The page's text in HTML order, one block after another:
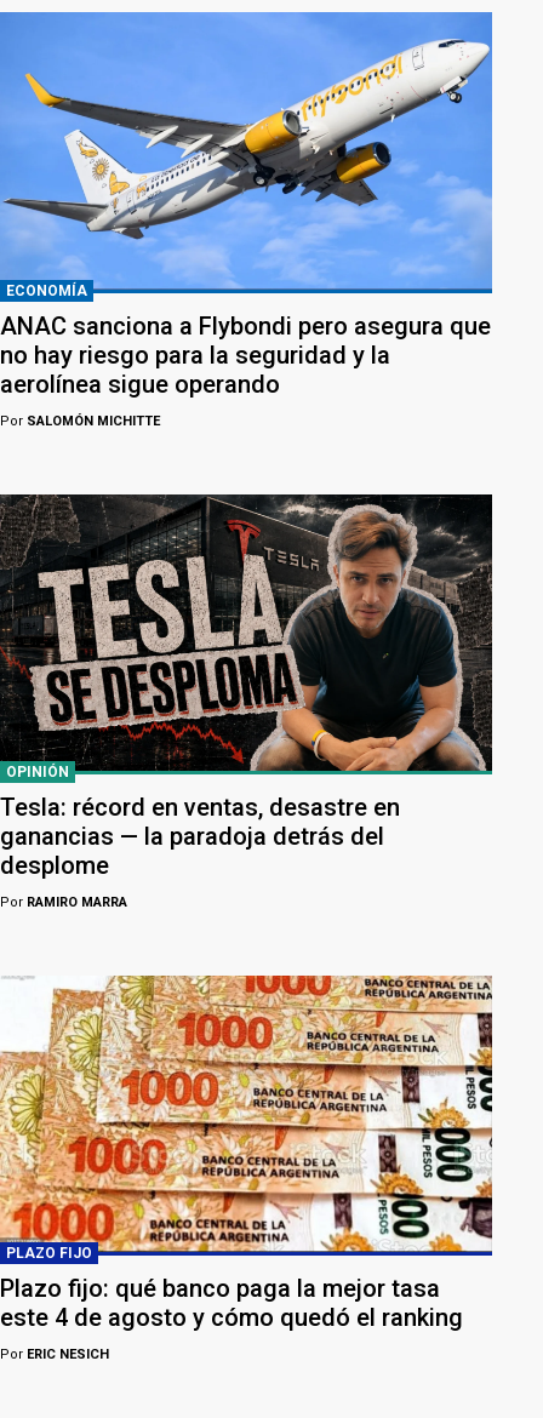
ECONOMÍA
ANAC sanciona a Flybondi pero asegura que
no hay riesgo para la seguridad y la
aerolínea sigue operando
Por SALOMÓN MICHITTE
OPINIÓN
Tesla: récord en ventas, desastre en
ganancias — la paradoja detrás del
desplome
Por RAMIRO MARRA
PLAZO FIJO
Plazo fijo: qué banco paga la mejor tasa
este 4 de agosto y cómo quedó el ranking
Por ERIC NESICH